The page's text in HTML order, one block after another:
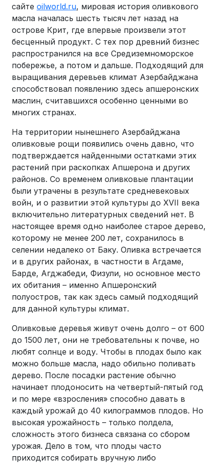
сайте oilworld.ru, мировая история оливкового
масла началась шесть тысяч лет назад на
острове Крит, где впервые произвели этот
бесценный продукт. С тех пор древний бизнес
распространился на все Средиземноморское
побережье, а потом и дальше. Подходящий для
выращивания деревьев климат Азербайджана
способствовал появлению здесь апшеронских
маслин, считавшихся особенно ценными во
многих странах.
На территории нынешнего Азербайджана
оливковые рощи появились очень давно, что
подтверждается найденными остатками этих
растений при раскопках Апшерона и других
районов. Со временем оливковые плантации
были утрачены в результате средневековых
войн, и о развитии этой культуры до XVII века
включительно литературных сведений нет. В
настоящее время одно наиболее старое дерево,
которому не менее 200 лет, сохранилось в
селении недалеко от Баку. Оливка встречается
и в других районах, в частности в Агдаме,
Барде, Агджабеди, Физули, но основное место
их обитания – именно Апшеронский
полуостров, так как здесь самый подходящий
для данной культуры климат.
Оливковые деревья живут очень долго – от 600
до 1500 лет, они не требовательны к почве, но
любят солнце и воду. Чтобы в плодах было как
можно больше масла, надо обильно поливать
дерево. После посадки растение обычно
начинает плодоносить на четвертый-пятый год
и по мере «взросления» способно давать в
каждый урожай до 40 килограммов плодов. Но
высокая урожайность – только полдела,
сложность этого бизнеса связана со сбором
урожая. Дело в том, что плоды часто
приходится собирать вручную либо